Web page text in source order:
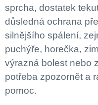
sprcha, dostatek
důsledná ochrana
silnějšího spálení,
puchýře, horečka,
výrazná bolest nebo
potřeba zpozornět a
pomoc.